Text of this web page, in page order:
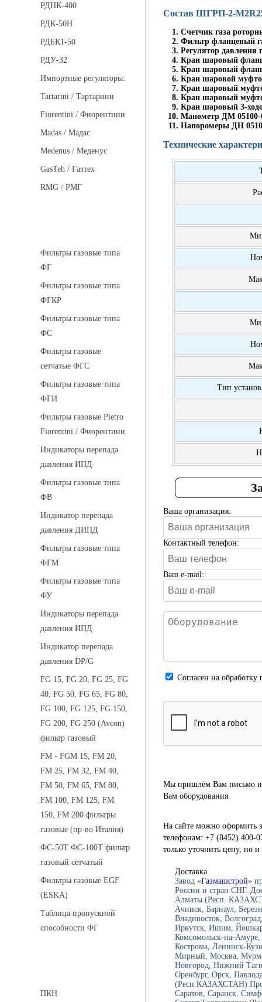
РДНК-400
РДК-50Н
РДБК1-50
РДУ-32
Импортные регуляторы:
Tartarini / Тартарини
Fiorentini / Фиорентини
Madas / Мадас
Medenus / Меденус
GasTeh / Газтех
RMG / РМГ
Фильтры газовые типа
ФГ
Фильтры газовые типа
ФГКР
Фильтры газовые типа
ФС
Фильтры газовые
сетчатые ФГС
Фильтры газовые типа
ФГИ
Фильтры газовые Pietro
Fiorentini / Фиорентини
Индикаторы перепада
давления ИПД
Фильтры газовые типа
ФВ
Индикатор перепада
давления ДИПД
Фильтры газовые типа
ФГМ
Фильтры газовые типа
ФУ
Индикаторы перепада
давления ИПД
Индикатор перепада
давления DP/G
FG 15, FG 20, FG 25, FG
40, FG 50, FG 65, FG 80,
FG 100, FG 125, FG 150,
FG 200, FG 250 (Avcon)
фильтр газовый
FM - FGM 15, FM 20,
FM 25, FM 32, FM 40,
FM 50, FM 65, FM 80,
FM 100, FM 125, FM
150, FM 200 фильтры
газовые (пр-во Италия)
ФС-50Т ФС-100Т фильтр
газовый сетчатый
Фильтры газовые EGF
(ESKA)
Таблица пропускной
способности ФГ
ПКН
Состав ШГРП-2-
Счетчик газа
Фильтр фланцевый
Регулятор давления
Кран шаровый
Кран шаровый
Кран шаровой
Кран шаровый
Кран шаровый
Кран шаровый 3-
Манометр ДМ
Напоромеры ДН
Технические
Тип
Ваша организация:
Контактный телефон:
Ваш e-mail:
Cогласен на
Мы пришлём Вам письмо и
Вам оборудования.
На сайте можно оформить
телефонам: +7 (8452) 400-
только уточнить цену, но
Доставка
Завод «Газмашстрой»
России и стран СНГ.
Алматы (Респ.
Ачинск, Барнаул,
Владивосток,
Иркутск, Ишим,
Комсомольск-на-
Кострома, Ленинск-
Мирный, Москва,
Новгород, Нижний
Оренбург, Орск,
(Респ.КАЗАХСТАН)
Саратов, Саранск,